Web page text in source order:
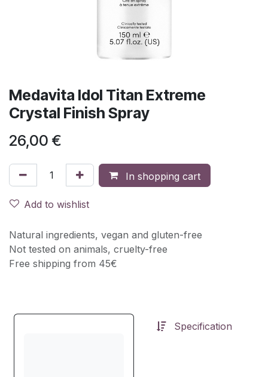
Medavita Idol Titan Extreme
Crystal Finish Spray
26,00 €
In shopping cart
Add to wishlist
Natural ingredients, vegan and gluten-free
Not tested on animals, cruelty-free
Free shipping from 45€
Specification